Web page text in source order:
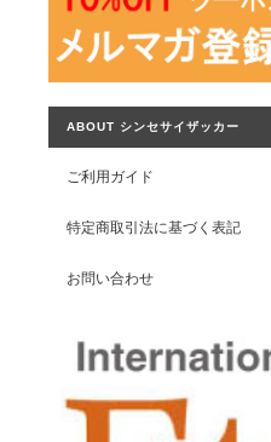
ABOUT シンセサイザッカー
ご利用ガイド
特定商取引法に基づく表記
お問い合わせ